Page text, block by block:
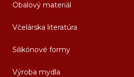
Obalový materiál
Včelárska literatúra
Silikónové formy
Výroba mydla